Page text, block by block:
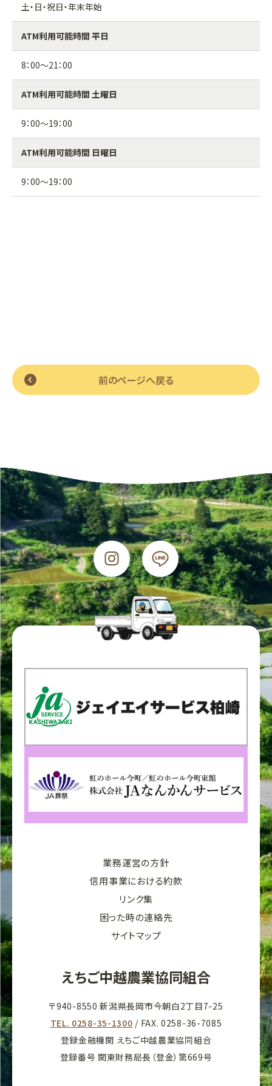
土・日・祝日・年末年始
ATM利用可能時間 平日
8：00～21：00
ATM利用可能時間 土曜日
9：00～19：00
ATM利用可能時間 日曜日
9：00～19：00
前のページへ戻る
業務運営の方針
信用事業における約款
リンク集
困った時の連絡先
サイトマップ
えちご中越農業協同組合
〒940-8550 新潟県長岡市今朝白2丁目7-25
TEL. 0258-35-1300 / FAX. 0258-36-7085
登録金融機関 えちご中越農業協同組合
登録番号 関東財務局長（登金）第669号